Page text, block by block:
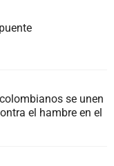
se unen
el hambre en el